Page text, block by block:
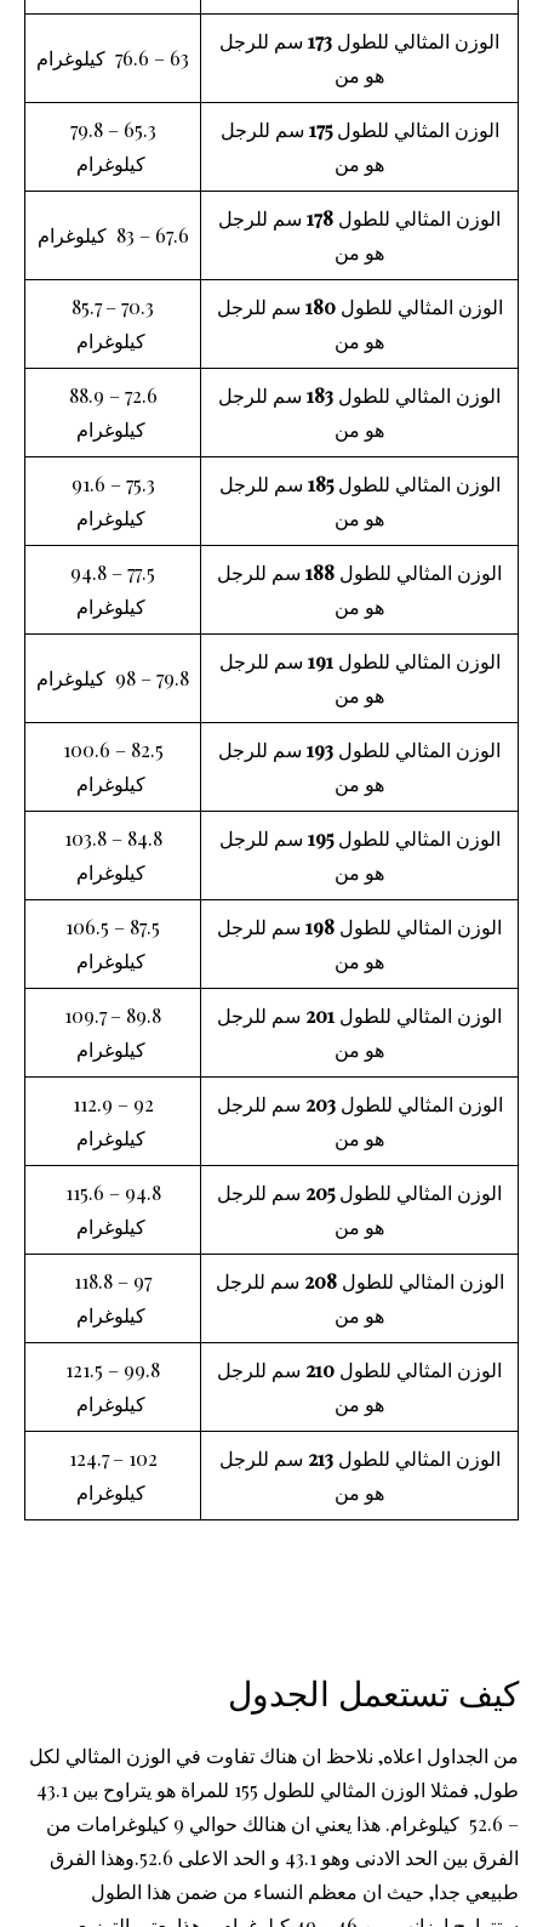
الوزن المثالي للطول 173 سم للرجل
هو من
63 – 76.6 كيلوغرام
الوزن المثالي للطول175 سم للرجل
هو من
65.3 – 79.8
كيلوغرام
الوزن المثالي للطول 178 سم للرجل
هو من
67.6 – 83 كيلوغرام
الوزن المثالي للطول180 سم للرجل
هو من
70.3 – 85.7
كيلوغرام
الوزن المثالي للطول 183 سم للرجل
هو من
72.6 – 88.9
كيلوغرام
الوزن المثالي للطول185 سم للرجل
هو من
75.3 – 91.6
كيلوغرام
الوزن المثالي للطول 188 سم للرجل
هو من
77.5 – 94.8
كيلوغرام
الوزن المثالي للطول 191 سم للرجل
هو من
79.8 – 98 كيلوغرام
الوزن المثالي للطول 193 سم للرجل
هو من
82.5 – 100.6
كيلوغرام
الوزن المثالي للطول195 سم للرجل
هو من
84.8 – 103.8
كيلوغرام
الوزن المثالي للطول 198 سم للرجل
هو من
87.5 – 106.5
كيلوغرام
الوزن المثالي للطول 201 سم للرجل
هو من
89.8 – 109.7
كيلوغرام
الوزن المثالي للطول203 سم للرجل
هو من
92 – 112.9
كيلوغرام
الوزن المثالي للطول205 سم للرجل
هو من
94.8 – 115.6
كيلوغرام
الوزن المثالي للطول208 سم للرجل
هو من
97 – 118.8
كيلوغرام
الوزن المثالي للطول 210 سم للرجل
هو من
99.8 – 121.5
كيلوغرام
الوزن المثالي للطول213 سم للرجل
هو من
102 – 124.7
كيلوغرام
كيف تستعمل الجدول
من الجداول اعلاه, نلاحظ ان هناك تفاوت في الوزن المثالي لكل
طول, فمثلا الوزن المثالي للطول 155 للمراة هو يتراوح بين 43.1
– 52.6 كيلوغرام. هذا يعني ان هنالك حوالي 9 كيلوغرامات من
الفرق بين الحد الادنى وهو 43.1 و الحد الاعلى 52.6.وهذا الفرق
طبيعي جدا, حيث ان معظم النساء من ضمن هذا الطول